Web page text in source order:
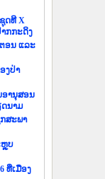
ດທີ X
ກກະດິງ
ອນ ແລະ
ງປ່າ
ອານຸສອນ
ນາມ
ສະພາ
ຫຼຸບ
ທີ່ເມືອງ